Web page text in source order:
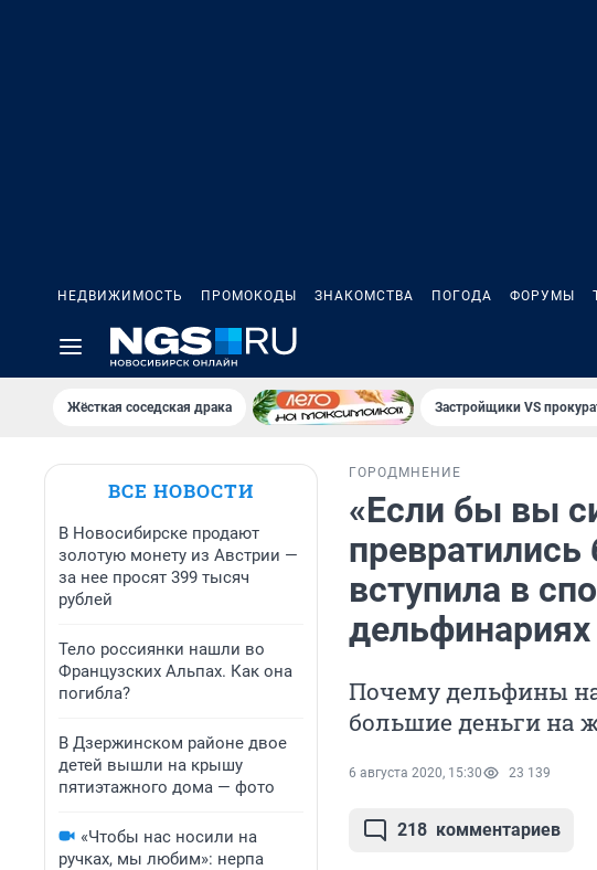
НЕДВИЖИМОСТЬ ПРОМОКОДЫ ЗНАКОМСТВА ПОГОДА ФОРУМЫ
Жёсткая соседская драка Застройщики VS
ВСЕ НОВОСТИ
В Новосибирске продают
золотую монету из Австрии —
за нее просят 399 тысяч
рублей
Тело россиянки нашли во
Французских Альпах. Как она
погибла?
В Дзержинском районе двое
детей вышли на крышу
пятиэтажного дома — фото
«Чтобы нас носили на
ручках, мы любим»: нерпа
ГОРОД МНЕНИЕ
«Если бы вы
вступила в
дельфинариях
Почему дельфины
большие деньги на
6 августа 2020, 15:30 23 139
218 комментариев